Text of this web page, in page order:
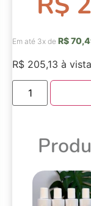
baseado
em
Em até 3x de R$
R$ 205,13 à